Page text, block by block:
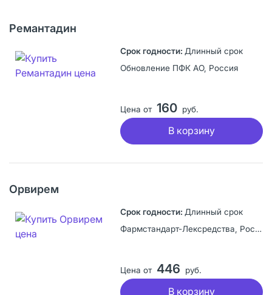
Ремантадин
Длинный срок
Обновление ПФК АО, Россия
Цена от 160 руб.
В корзину
Орвирем
Длинный срок
Фармстандарт-Лексредства, Россия
Цена от 446 руб.
В корзину